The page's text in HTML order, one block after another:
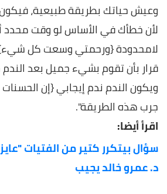
وعيش حياتك بطريقة طبيعية،
لأن خطأك في الأساس لو وقت محدد
لامحدودة {ورحمتي وسعت كل شيء}..
قرار بأن تقوم بشيء جميل بعد
ويكون الندم ندم إيجابي {إن
جرب هذه الطريقة".
اقرأ أيضا:
سؤال بيتكرر كتير من الفتيات
د. عمرو خالد يجيب